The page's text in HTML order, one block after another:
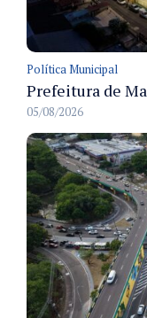
Política Municipal
05/08/2026